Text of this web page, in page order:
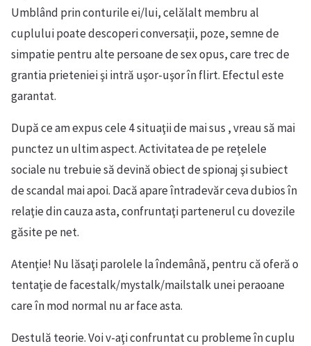
Umblând prin conturile ei/lui, celălalt membru al
cuplului poate descoperi conversaţii, poze, semne de
simpatie pentru alte persoane de sex opus, care trec de
grantia prieteniei şi intră uşor-uşor în flirt. Efectul este
garantat.
După ce am expus cele 4 situaţii de mai sus , vreau să mai
punctez un ultim aspect. Activitatea de pe reţelele
sociale nu trebuie să devină obiect de spionaj şi subiect
de scandal mai apoi. Dacă apare întradevăr ceva dubios în
relaţie din cauza asta, confruntaţi partenerul cu dovezile
găsite pe net.
Atenţie! Nu lăsaţi parolele la îndemână, pentru că oferă o
tentaţie de facestalk/mystalk/mailstalk unei peraoane
care în mod normal nu ar face asta.
Destulă teorie. Voi v-aţi confruntat cu probleme în cuplu